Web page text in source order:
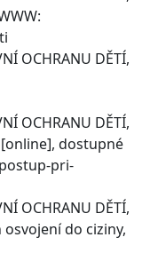
OCHRANU DĚTÍ,
OCHRANU DĚTÍ,
dostupné
pri-
OCHRANU DĚTÍ,
do ciziny,